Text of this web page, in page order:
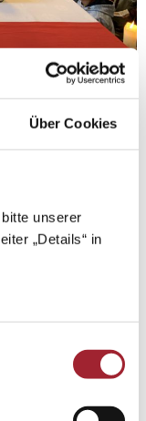
Über Cookies
unserer
„Details“ in